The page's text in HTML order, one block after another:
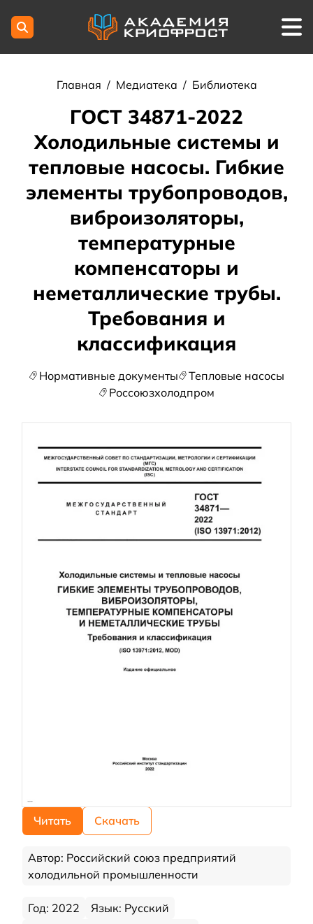
Главная / Медиатека / Библиотека
ГОСТ 34871-2022
Холодильные системы и
тепловые насосы. Гибкие
элементы трубопроводов,
виброизоляторы,
температурные
компенсаторы и
неметаллические трубы.
Требования и
классификация
Нормативные документы
Тепловые насосы
Россоюзхолодпром
Читать Скачать
Автор: Российский союз предприятий
холодильной промышленности
Год: 2022
Язык: Русский